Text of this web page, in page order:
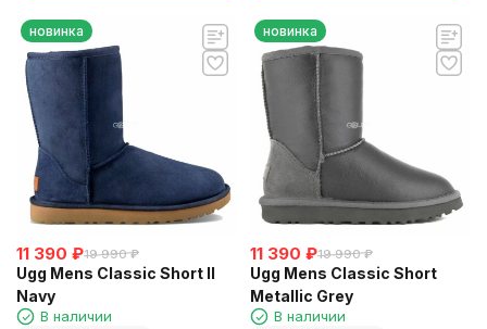
новинка
11 390 ₽19 990 ₽
Ugg Mens Classic Short II
Navy
В наличии
новинка
11 390 ₽19 990 ₽
Ugg Mens Classic Short
Metallic Grey
В наличии